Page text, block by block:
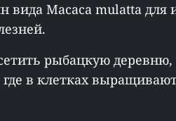
вида Macaca mulatta для
рыбацкую
где в клетках